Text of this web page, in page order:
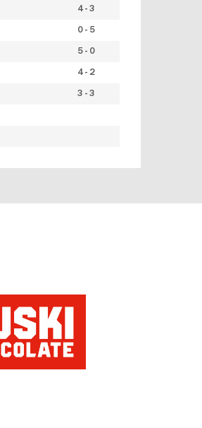
4 - 3
0 - 5
5 - 0
4 - 2
3 - 3